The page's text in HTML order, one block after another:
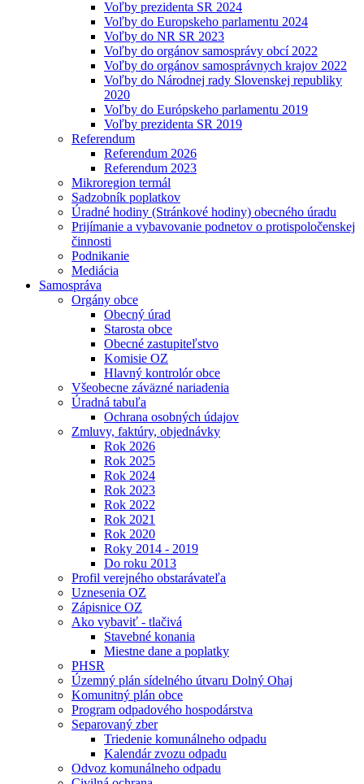
Voľby prezidenta SR 2024
Voľby do Europskeho parlamentu 2024
Voľby do NR SR 2023
Voľby do orgánov samosprávy obcí 2022
Voľby do orgánov samosprávnych krajov 2022
Voľby do Národnej rady Slovenskej republiky
2020
Voľby do Európskeho parlamentu 2019
Voľby prezidenta SR 2019
Referendum
Referendum 2026
Referendum 2023
Mikroregion termál
Sadzobník poplatkov
Úradné hodiny (Stránkové hodiny) obecného úradu
Prijímanie a vybavovanie podnetov o protispoločenskej
činnosti
Podnikanie
Mediácia
Samospráva
Orgány obce
Obecný úrad
Starosta obce
Obecné zastupiteľstvo
Komisie OZ
Hlavný kontrolór obce
Všeobecne záväzné nariadenia
Úradná tabuľa
Ochrana osobných údajov
Zmluvy, faktúry, objednávky
Rok 2026
Rok 2025
Rok 2024
Rok 2023
Rok 2022
Rok 2021
Rok 2020
Roky 2014 - 2019
Do roku 2013
Profil verejného obstarávateľa
Uznesenia OZ
Zápisnice OZ
Ako vybaviť - tlačivá
Stavebné konania
Miestne dane a poplatky
PHSR
Územný plán sídelného útvaru Dolný Ohaj
Komunitný plán obce
Program odpadového hospodárstva
Separovaný zber
Triedenie komunálneho odpadu
Kalendár zvozu odpadu
Odvoz komunálneho odpadu